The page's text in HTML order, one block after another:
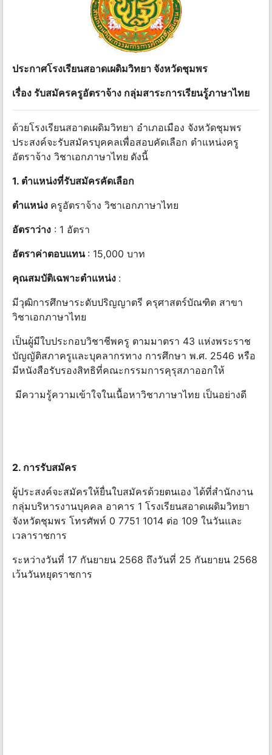
ประกาศโรงเรียนสอาดเผดิมวิทยา จังหวัดชุมพร
เรื่อง รับสมัครครูอัตราจ้าง กลุ่มสาระการเรียนรู้ภาษาไทย
ด้วยโรงเรียนสอาดเผดิมวิทยา อําเภอเมือง จังหวัดชุมพร
ประสงค์จะรับสมัครบุคคลเพื่อสอบคัดเลือก ตําแหน่งครู
อัตราจ้าง วิชาเอกภาษาไทย ดังนี้
1. ตําแหน่งที่รับสมัครคัดเลือก
ตําแหน่ง ครูอัตราจ้าง วิชาเอกภาษาไทย
อัตราว่าง : 1 อัตรา
อัตราค่าตอบแทน : 15,000 บาท
คุณสมบัติเฉพาะตำแหน่ง :
มีวุฒิการศึกษาระดับปริญญาตรี ครุศาสตร์บัณฑิต สาขา
วิชาเอกภาษาไทย
เป็นผู้มีใบประกอบวิชาชีพครู ตามมาตรา 43 แห่งพระราช
บัญญัติสภาครูและบุคลากรทาง การศึกษา พ.ศ. 2546 หรือ
มีหนังสือรับรองสิทธิที่คณะกรรมการคุรุสภาออกให้
มีความรู้ความเข้าใจในเนื้อหาวิชาภาษาไทย เป็นอย่างดี
2. การรับสมัคร
ผู้ประสงค์จะสมัครให้ยื่นใบสมัครด้วยตนเอง ได้ที่สํานักงาน
กลุ่มบริหารงานบุคคล อาคาร 1 โรงเรียนสอาดเผดิมวิทยา
จังหวัดชุมพร โทรศัพท์ 0 7751 1014 ต่อ 109 ในวันและ
เวลาราชการ
ระหว่างวันที่ 17 กันยายน 2568 ถึงวันที่ 25 กันยายน 2568
เว้นวันหยุดราชการ